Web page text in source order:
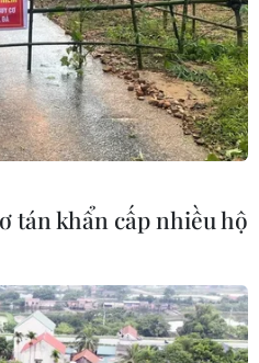
tán khẩn cấp nhiều hộ